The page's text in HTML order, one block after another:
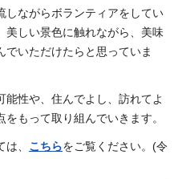
ながらボランティアをしてい
美しい景色に触れながら、美味
でいただけたらと思っていま
性や、住んでよし、訪れてよ
もって取り組んでいきます。
、 こちらをご覧ください。(令